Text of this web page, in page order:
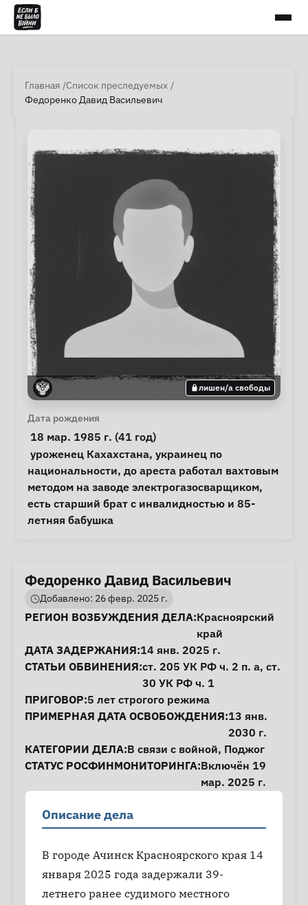
Главная Список преследуемых
Федоренко Давид Васильевич
лишен/а свободы
Личная информация
Дата рождения
18 мар. 1985 г. (41 год)
Примечания
национальности, до ареста работал вахтовым
методом на заводе электрогазосварщиком,
есть старший брат с инвалидностью и 85-
летняя бабушка
Федоренко Давид Васильевич
Добавлено: 26 февр. 2025 г.
Информация о деле
РЕГИОН ВОЗБУЖДЕНИЯ ДЕЛА:Красноярский
край
ДАТА ЗАДЕРЖАНИЯ:14 янв. 2025 г.
СТАТЬИ ОБВИНЕНИЯ:ст. 205 УК РФ ч. 2 п. а, ст.
30 УК РФ ч. 1
ПРИГОВОР:5 лет строгого режима
ПРИМЕРНАЯ ДАТА ОСВОБОЖДЕНИЯ:13 янв.
2030 г.
КАТЕГОРИИ ДЕЛА:В связи с войной, Поджог
СТАТУС РОСФИНМОНИТОРИНГА:Включён 19
мар. 2025 г.
Описание дела
В городе Ачинск Красноярского края 14
января 2025 года задержали 39-
летнего ранее судимого местного